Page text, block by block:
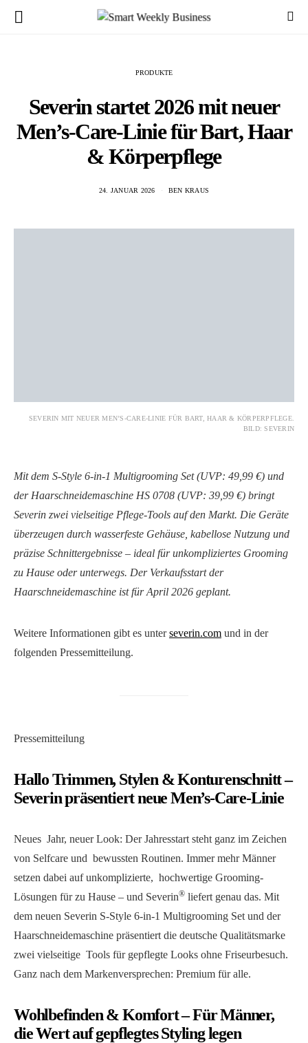
PRODUKTE
Severin startet 2026 mit neuer
Men’s-Care-Linie für Bart, Haar
& Körperpflege
24. JANUAR 2026 BEN KRAUS
SEVERIN MIT NEUER MEN’S-CARE-LINIE FÜR BART, HAAR & KÖRPERPFLEGE.
BILD: SEVERIN
Mit dem S-Style 6-in-1 Multigrooming Set (UVP: 49,99 €) und
der Haarschneidemaschine HS 0708 (UVP: 39,99 €) bringt
Severin zwei vielseitige Pflege-Tools auf den Markt. Die Geräte
überzeugen durch wasserfeste Gehäuse, kabellose Nutzung und
präzise Schnittergebnisse – ideal für unkompliziertes Grooming
zu Hause oder unterwegs. Der Verkaufsstart der
Haarschneidemaschine ist für April 2026 geplant.
Weitere Informationen gibt es unterseverin.com und in der
folgenden Pressemitteilung.
Pressemitteilung
Hallo Trimmen, Stylen & Konturenschnitt –
Severin präsentiert neue Men’s-Care-Linie
Neues Jahr, neuer Look: Der Jahresstart steht ganz im Zeichen
von Selfcare und bewussten Routinen. Immer mehr Männer
setzen dabei auf unkomplizierte, hochwertige Grooming-
Lösungen für zu Hause – und Severin® liefert genau das. Mit
dem neuen Severin S-Style 6-in-1 Multigrooming Set und der
Haarschneidemaschine präsentiert die deutsche Qualitätsmarke
zwei vielseitige Tools für gepflegte Looks ohne Friseurbesuch.
Ganz nach dem Markenversprechen: Premium für alle.
Wohlbefinden & Komfort – Für Männer,
die Wert auf gepflegtes Styling legen